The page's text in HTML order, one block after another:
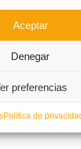
Aceptar
Denegar
preferencias
Política de